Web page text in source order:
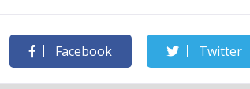
Facebook Twitter